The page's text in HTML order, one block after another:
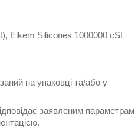
Elkem Silicones 1000000 cSt
на упаковці та/або у
заявленим параметрам